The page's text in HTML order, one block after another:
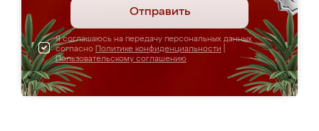
Отправить
Я соглашаюсь на передачу персональных данных
согласно Политике конфиденциальности
Пользовательскому соглашению